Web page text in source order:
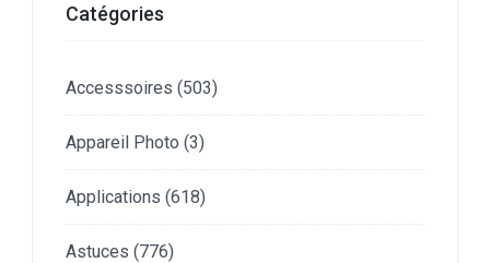
Catégories
Accesssoires (503)
Appareil Photo (3)
Applications (618)
Astuces (776)